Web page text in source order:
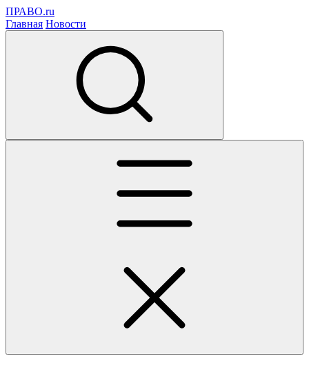
ПРАВО.ru
Главная Новости